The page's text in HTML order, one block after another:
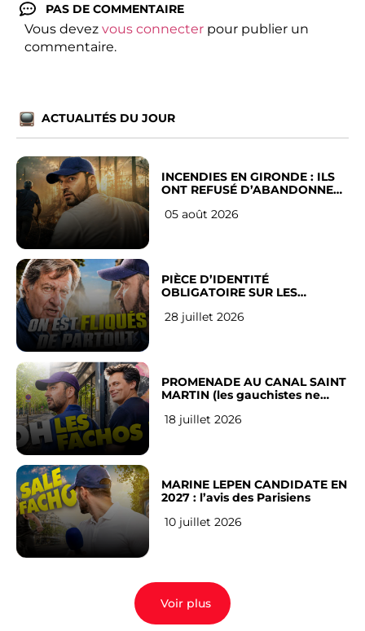
PAS DE COMMENTAIRE
Vous devez vous connecter pour publier un
commentaire.
ACTUALITÉS DU JOUR
INCENDIES EN GIRONDE : ILS
ONT REFUSÉ D’ABANDONNER
05 août 2026
PIÈCE D’IDENTITÉ
OBLIGATOIRE SUR LES
Français
28 juillet 2026
PROMENADE AU CANAL SAINT
MARTIN (les gauchistes ne
18 juillet 2026
MARINE LEPEN CANDIDATE EN
2027 : l’avis des Parisiens
10 juillet 2026
Voir plus